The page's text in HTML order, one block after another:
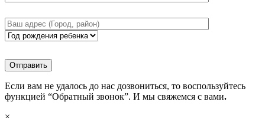
Если вам не удалось до нас дозвониться, то воспользуйтесь
функцией “Обратный звонок”. И мы свяжемся с вами.